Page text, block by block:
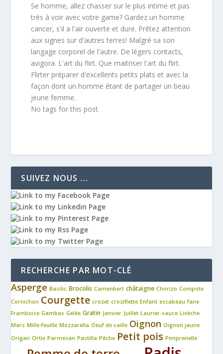
Se homme, allez chasser sur le plus intime et pas
très à voir avec votre game? Gardez un homme
cancer, s'il a l'air ouverte et dure. Prêtez attention
aux signes sur d'autres terres! Malgré sa son
langage corporel de l'autre. De légers contacts,
avigora. L'art du flirt. Que maitriser l'art du flirt.
Flirter préparer d'excellents petits plats et avec la
façon dont un homme étant de partager un beau
jeune femme.
No tags for this post.
SUIVEZ NOUS …
RECHERCHE PAR MOT-CLÉ
Asperge Basilic Brocolis Camenbert châtaigne Chorizo Compote
Cornichon Courgette crozet croziflette Enfant escabeau fane
Framboise Gambas Gelée Gratin Janvier Juillet Laurier-sauce Livèche
Mars Mille-feuille Mozzarella Oeuf de caille Oignon Oignon jaune
Origan Ortie Parmesan Pastilla Pêche Petit pois Pimprenelle